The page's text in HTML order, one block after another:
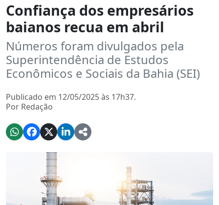
Confiança dos empresários
baianos recua em abril
Números foram divulgados pela
Superintendência de Estudos
Econômicos e Sociais da Bahia (SEI)
Publicado em 12/05/2025 às 17h37.
Por Redação